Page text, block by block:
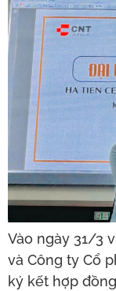
Vào ngày 31/3
và Công ty Cổ
ký kết hợp